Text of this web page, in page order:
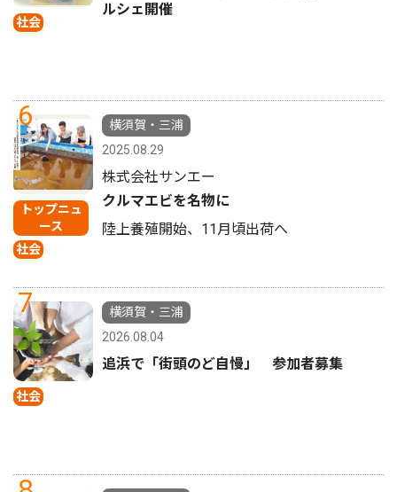
社会
ルシェ開催
6
トップニュ
ース
社会
横須賀・三浦
2025.08.29
株式会社サンエー
クルマエビを名物に
陸上養殖開始、11月頃出荷へ
7
社会
横須賀・三浦
2026.08.04
追浜で「街頭のど自慢」 参加者募集